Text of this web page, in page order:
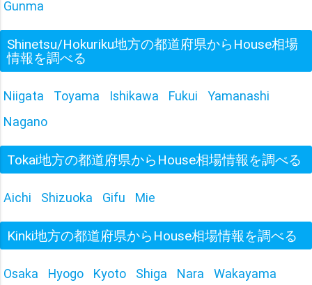
Gunma
Shinetsu/Hokuriku地方の都道府県からHouse相場
情報を調べる
Niigata Toyama Ishikawa Fukui
Yamanashi
Nagano
Tokai地方の都道府県からHouse相場情報を調べる
Aichi Shizuoka Gifu Mie
Kinki地方の都道府県からHouse相場情報を調べる
Osaka Hyogo Kyoto Shiga Nara Wakayama